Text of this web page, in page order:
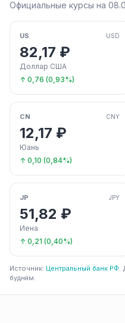
Официальные курсы на
US USD
82,17 ₽
Доллар США
↑ 0,76 (0,93%)
CN CNY
12,17 ₽
Юань
↑ 0,10 (0,84%)
JP JPY
51,82 ₽
Иена
↑ 0,21 (0,40%)
Источник: Центральный банк РФ.
будням.